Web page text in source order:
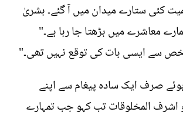
کئی ستارے میدان میں آ گئے۔ بشریٰ
معاشرے میں بڑھتا جا رہا ہے۔"
سے ایسی بات کی توقع نہیں تھی۔"
صرف ایک سادہ پیغام سے اپنے
اشرف المخلوقات تب کہو جب تمہارے